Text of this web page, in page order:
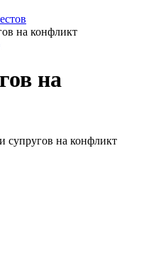
на конфликт
на
супругов на конфликт